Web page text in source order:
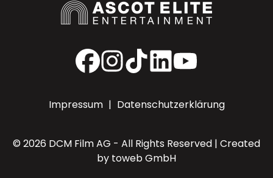
Facebook
Instagram
TikTokLinkedInYouTube
Impressum | Datenschutzerklärung
© 2026 DCM Film AG - All Rights Reserved | Created
by toweb GmbH